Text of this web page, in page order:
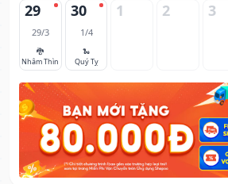
29
29/3
🐉
Nhâm Thìn
30
1/4
🐍
Quý Tỵ
1 2 3